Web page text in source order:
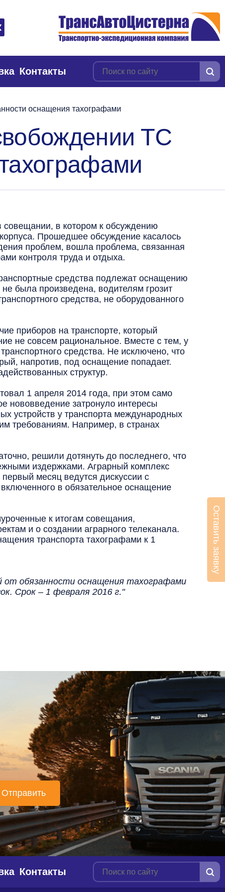
Контакты
оснащения тахографами
ТС
совещании, в котором к обсуждению
Прошедшее обсуждение касалось
проблем, вошла проблема, связанная
контроля труда и отдыха.
средства подлежат оснащению
была произведена, водителям грозит
средства, не оборудованного
приборов на транспорте, который
не совсем рациональное. Вместе с тем, у
средства. Не исключено, что
напротив, под оснащение попадает.
структур.
1 апреля 2014 года, при этом само
нововведение затронуло интересы
устройств у транспорта международных
требованиям. Например, в странах
решили дотянуть до последнего, что
издержками. Аграрный комплекс
месяц ведутся дискуссии с
в обязательное оснащение
к итогам совещания,
и о создании аграрного телеканала.
транспорта тахографами к 1
от обязанности оснащения тахографами
Срок – 1 февраля 2016 г."
Контакты
Оставить заявку